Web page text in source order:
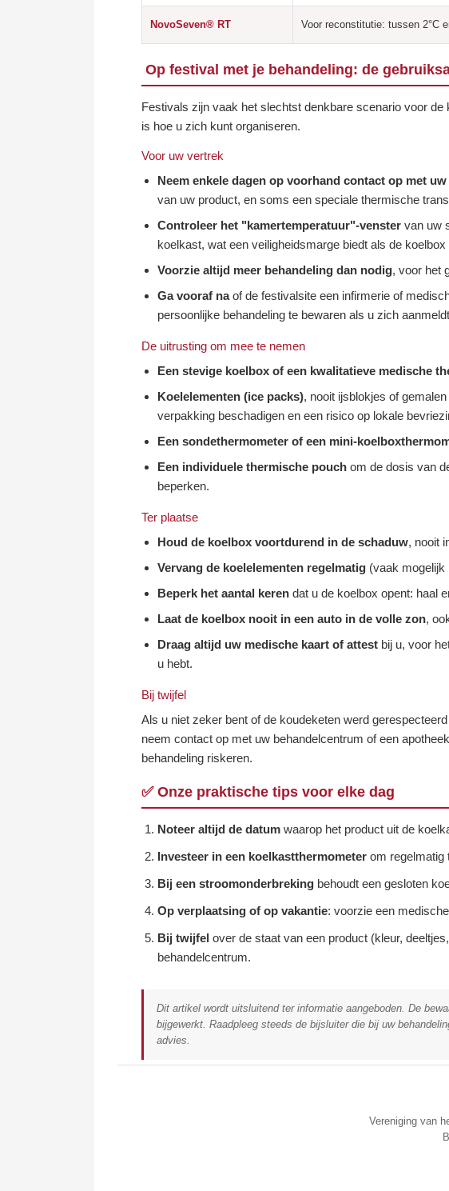
NovoSeven® RT Voor reconstitutie: tussen 2°C
Op festival met je behandeling: de
Festivals zijn vaak het slechtst denkbare scenario voor
is hoe u zich kunt organiseren.
Voor uw vertrek
Neem enkele dagen op voorhand contact op met
van uw product, en soms een speciale thermische
Controleer het "kamertemperatuur"-venstervan uw
koelkast, wat een veiligheidsmarge biedt als de
Voorzie altijd meer behandeling dan nodig, voor het
Ga vooraf naof de festivalsite een infirmerie of
persoonlijke behandeling te bewaren als u zich
De uitrusting om mee te nemen
Een stevige koelbox of een kwalitatieve medische
Koelelementen (ice packs), nooit ijsblokjes of
verpakking beschadigen en een risico op lokale
Een sondethermometer of een mini-
Een individuele thermische pouchom de dosis van
beperken.
Ter plaatse
Houd de koelbox voortdurend in de schaduw, nooit
Vervang de koelelementen regelmatig(vaak mogelijk
Beperk het aantal kerendat u de koelbox opent: haal
Laat de koelbox nooit in een auto in de volle zon,
Draag altijd uw medische kaart of attestbij u, voor
u hebt.
Bij twijfel
Als u niet zeker bent of de koudeketen werd
neem contact op met uw behandelcentrum of een
behandeling riskeren.
✅ Onze praktische tips voor elke dag
Noteer altijd de datumwaarop het product uit de
Investeer in een koelkastthermometerom regelmatig
Bij een stroomonderbrekingbehoudt een gesloten
Op verplaatsing of op vakantie: voorzie een
Bij twijfel over de staat van een product (kleur,
behandelcentrum.
Dit artikel wordt uitsluitend ter informatie aangeboden. De
bijgewerkt. Raadpleeg steeds de bijsluiter die bij uw
advies.
Vereniging van